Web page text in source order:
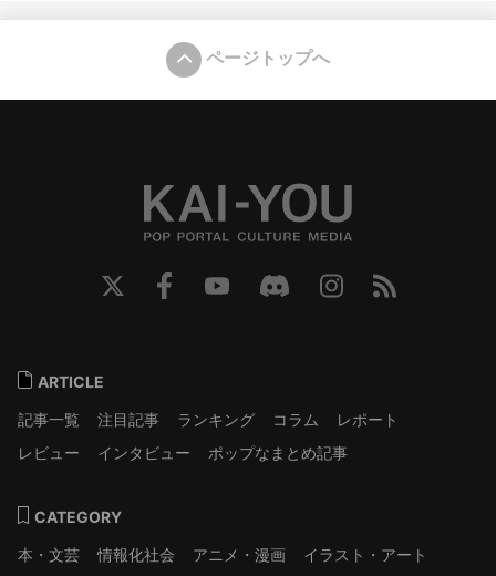
ページトップへ
ARTICLE
記事一覧
注目記事 ランキング コラム
レポート
レビュー
インタビュー ポップなまとめ記事
CATEGORY
本・文芸
情報化社会 アニメ・漫画
イラスト・アート